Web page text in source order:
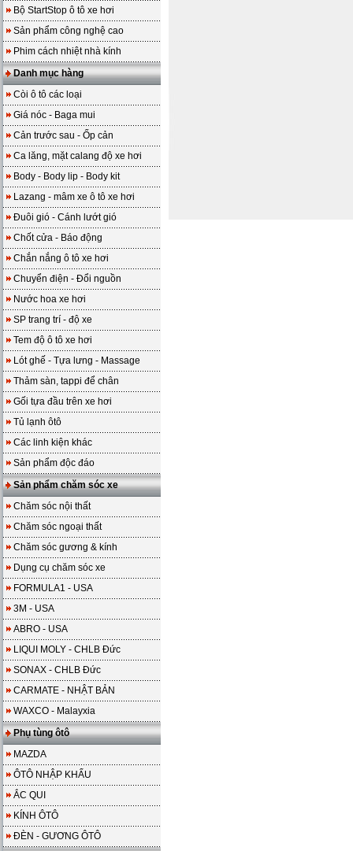
Bộ StartStop ô tô xe hơi
Sản phẩm công nghệ cao
Phim cách nhiệt nhà kính
Danh mục hàng
Còi ô tô các loại
Giá nóc - Baga mui
Cản trước sau - Ốp cản
Ca lăng, mặt calang độ xe hơi
Body - Body lip - Body kit
Lazang - mâm xe ô tô xe hơi
Đuôi gió - Cánh lướt gió
Chốt cửa - Báo động
Chắn nắng ô tô xe hơi
Chuyển điện - Đổi nguồn
Nước hoa xe hơi
SP trang trí - độ xe
Tem độ ô tô xe hơi
Lót ghế - Tựa lưng - Massage
Thảm sàn, tappi để chân
Gối tựa đầu trên xe hơi
Tủ lạnh ôtô
Các linh kiện khác
Sản phẩm độc đáo
Sản phẩm chăm sóc xe
Chăm sóc nội thất
Chăm sóc ngoại thất
Chăm sóc gương & kính
Dụng cụ chăm sóc xe
FORMULA1 - USA
3M - USA
ABRO - USA
LIQUI MOLY - CHLB Đức
SONAX - CHLB Đức
CARMATE - NHẬT BẢN
WAXCO - Malayxia
Phụ tùng ôtô
MAZDA
ÔTÔ NHẬP KHẨU
ẮC QUI
KÍNH ÔTÔ
ĐÈN - GƯƠNG ÔTÔ